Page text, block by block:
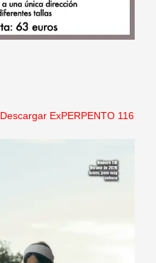
Descargar ExPERPENTO 116